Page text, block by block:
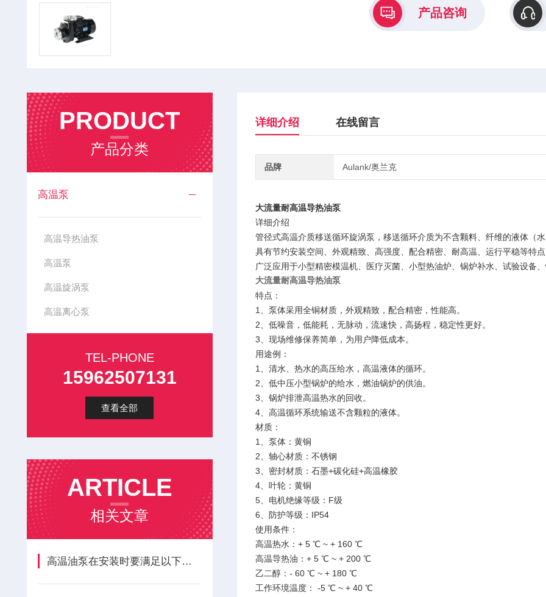
产品咨询
PRODUCT
产品分类
高温泵
高温导热油泵
高温泵
高温旋涡泵
高温离心泵
TEL-PHONE
15962507131
查看全部
ARTICLE
相关文章
高温油泵在安装时要满足以下要求
详细介绍 在线留言
品牌 Aulank/奥兰克
大流量耐高温导热油泵
详细介绍
管径式高温介质移送循环旋涡泵，移送循环介质为不含颗料、纤维的液体（
具有节约安装空间、外观精致、高强度、配合精密、耐高温、运行平稳等特
广泛应用于小型精密模温机、医疗灭菌、小型热油炉、锅炉补水、试验设备
大流量耐高温导热油泵
特点：
1、泵体采用全铜材质，外观精致，配合精密，性能高。
2、低噪音，低能耗，无脉动，流速快，高扬程，稳定性更好。
3、现场维修保养简单，为用户降低成本。
用途例：
1、清水、热水的高压给水，高温液体的循环。
2、低中压小型锅炉的给水，燃油锅炉的供油。
3、锅炉排泄高温热水的回收。
4、高温循环系统输送不含颗粒的液体。
材质：
1、泵体：黄铜
2、轴心材质：不锈钢
3、密封材质：石墨+碳化硅+高温橡胶
4、叶轮：黄铜
5、电机绝缘等级：F级
6、防护等级：IP54
使用条件：
高温热水：+ 5 ℃ ~ + 160 ℃
高温导热油：+ 5 ℃ ~ + 200 ℃
乙二醇：- 60 ℃ ~ + 180 ℃
工作环境温度： -5 ℃ ~ + 40 ℃